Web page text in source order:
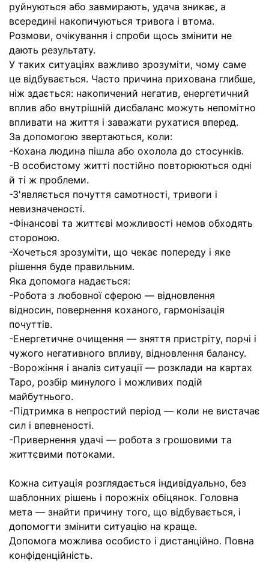
руйнуються або завмирають, удача зникає, а
всередині накопичуються тривога і втома.
Розмови, очікування і спроби щось змінити не
дають результату.
У таких ситуаціях важливо зрозуміти, чому саме
це відбувається. Часто причина прихована глибше,
ніж здається: накопичений негатив, енергетичний
вплив або внутрішній дисбаланс можуть непомітно
впливати на життя і заважати рухатися вперед.
За допомогою звертаються, коли:
-Кохана людина пішла або охолола до стосунків.
-В особистому житті постійно повторюються одні
й ті ж проблеми.
-З'являється почуття самотності, тривоги і
невизначеності.
-Фінансові та життєві можливості немов обходять
стороною.
-Хочеться зрозуміти, що чекає попереду і яке
рішення буде правильним.
Яка допомога надається:
-Робота з любовної сферою — відновлення
відносин, повернення коханого, гармонізація
почуттів.
-Енергетичне очищення — зняття пристріту, порчі і
чужого негативного впливу, відновлення балансу.
-Ворожіння і аналіз ситуації — розклади на картах
Таро, розбір минулого і можливих подій
майбутнього.
-Підтримка в непростий період — коли не вистачає
сил і впевненості.
-Привернення удачі — робота з грошовими та
життєвими потоками.
Кожна ситуація розглядається індивідуально, без
шаблонних рішень і порожніх обіцянок. Головна
мета — знайти причину того, що відбувається, і
допомогти змінити ситуацію на краще.
Допомога можлива особисто і дистанційно. Повна
конфіденційність.